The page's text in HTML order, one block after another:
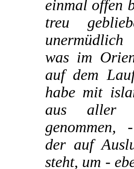
einmal offen
treu
was im
auf dem
habe mit
aus aller
genommen,
der auf
steht, um -